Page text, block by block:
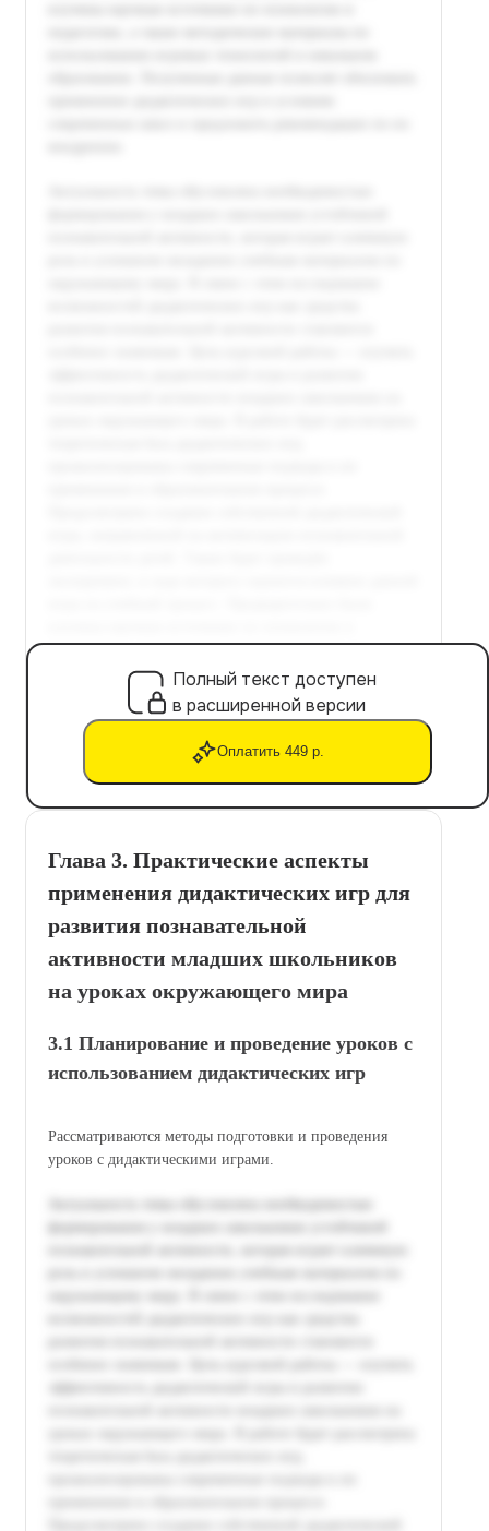
Полный текст доступен
в расширенной версии
Оплатить 449 р.
Глава 3. Практические аспекты
применения дидактических игр для
развития познавательной
активности младших школьников
на уроках окружающего мира
3.1 Планирование и проведение уроков с
использованием дидактических игр
Рассматриваются методы подготовки и проведения
уроков с дидактическими играми.